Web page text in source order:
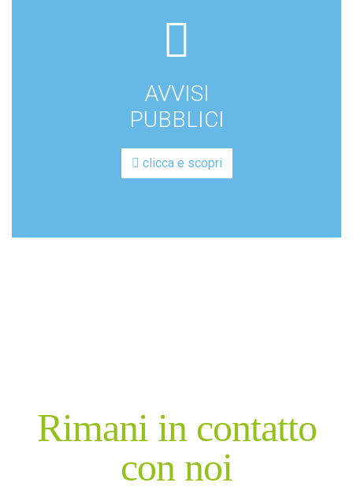
lines
AVVISI
PUBBLICI
clicca e scopri
Rimani in contatto
con noi